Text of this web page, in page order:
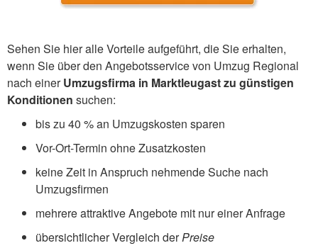
Sehen Sie hier alle Vorteile aufgeführt, die Sie erhalten,
wenn Sie über den Angebotsservice von Umzug Regional
nach einerUmzugsfirma in Marktleugast zu günstigen
Konditionen suchen:
bis zu 40 % an Umzugskosten sparen
Vor-Ort-Termin ohne Zusatzkosten
keine Zeit in Anspruch nehmende Suche nach
Umzugsfirmen
mehrere attraktive Angebote mit nur einer Anfrage
übersichtlicher Vergleich derPreise